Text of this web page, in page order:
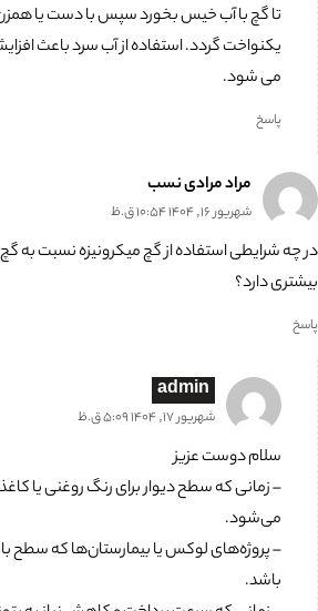
تا گچ با آب خیس بخورد سپس با دست یا
یکنواخت گردد. استفاده از آب سرد باعث
می شود.
پاسخ
مراد مرادی نسب
شهریور 16, 1404 10:54 ق.ظ
در چه شرایطی استفاده از گچ میکرونیزه نسبت به
بیشتری دارد؟
پاسخ
admin
شهریور 17, 1404 5:09 ق.ظ
سلام دوست عزیز
– زمانی که سطح دیوار برای رنگ روغنی یا
می‌شود.
– پروژه‌های لوکس یا بیمارستان‌ها که سطح
باشد.